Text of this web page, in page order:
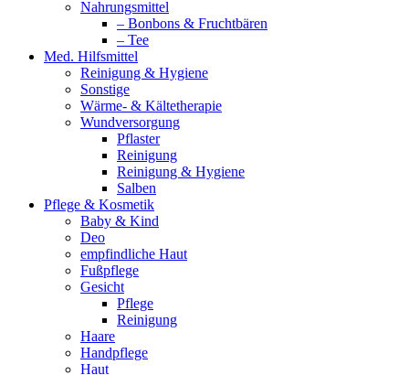
Nahrungsmittel
– Bonbons & Fruchtbären
– Tee
Med. Hilfsmittel
Reinigung & Hygiene
Sonstige
Wärme- & Kältetherapie
Wundversorgung
Pflaster
Reinigung
Reinigung & Hygiene
Salben
Pflege & Kosmetik
Baby & Kind
Deo
empfindliche Haut
Fußpflege
Gesicht
Pflege
Reinigung
Haare
Handpflege
Haut